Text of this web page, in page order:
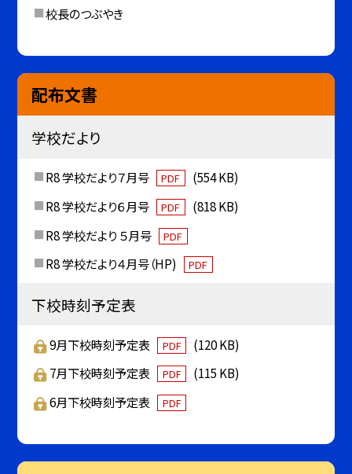
校長のつぶやき
配布文書
学校だより
R8 学校だより７月号 PDF
(554 KB)
R8 学校だより６月号
PDF
(818 KB)
R8 学校だより ５月号
PDF
R8 学校だより４月号（HP) PDF
下校時刻予定表
9月下校時刻予定表 PDF
(120 KB)
7月下校時刻予定表
PDF
(115 KB)
6月下校時刻予定表
PDF